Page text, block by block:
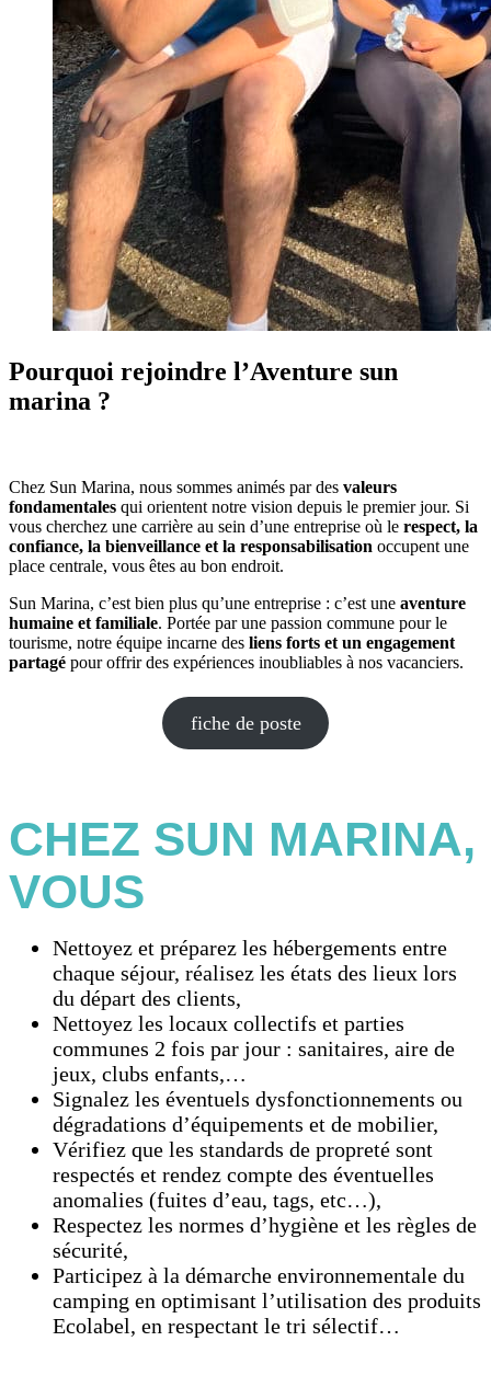
Pourquoi rejoindre l’Aventure sun
marina ?
Chez Sun Marina, nous sommes animés par des valeurs
fondamentales qui orientent notre vision depuis le premier jour. Si
vous cherchez une carrière au sein d’une entreprise où le respect, la
confiance, la bienveillance et la responsabilisation occupent une
place centrale, vous êtes au bon endroit.
Sun Marina, c’est bien plus qu’une entreprise : c’est une aventure
humaine et familiale. Portée par une passion commune pour le
tourisme, notre équipe incarne des liens forts et un engagement
partagé pour offrir des expériences inoubliables à nos vacanciers.
fiche de poste
CHEZ SUN MARINA,
VOUS
Nettoyez et préparez les hébergements entre
chaque séjour, réalisez les états des lieux lors
du départ des clients,
Nettoyez les locaux collectifs et parties
communes 2 fois par jour : sanitaires, aire de
jeux, clubs enfants,…
Signalez les éventuels dysfonctionnements ou
dégradations d’équipements et de mobilier,
Vérifiez que les standards de propreté sont
respectés et rendez compte des éventuelles
anomalies (fuites d’eau, tags, etc…),
Respectez les normes d’hygiène et les règles de
sécurité,
Participez à la démarche environnementale du
camping en optimisant l’utilisation des produits
Ecolabel, en respectant le tri sélectif…